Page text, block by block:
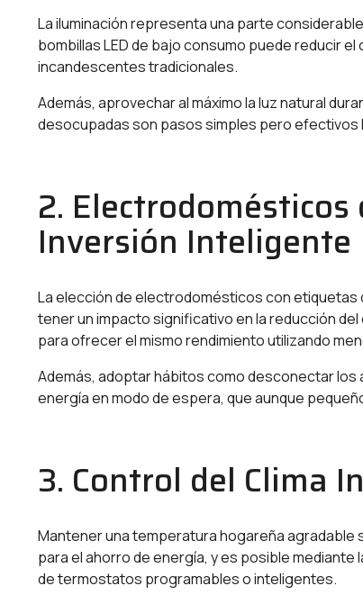
La iluminación representa una parte
bombillas LED de bajo consumo puede reducir
incandescentes tradicionales.
Además, aprovechar al máximo la luz natural
desocupadas son pasos simples pero efectivos
2. Electrodomésticos
Inversión Inteligente
La elección de electrodomésticos con
tener un impacto significativo en la reducción
para ofrecer el mismo rendimiento utilizando
Además, adoptar hábitos como desconectar
energía en modo de espera, que aunque
3. Control del Clima
Mantener una temperatura hogareña
para el ahorro de energía, y es posible
de termostatos programables o inteligentes.